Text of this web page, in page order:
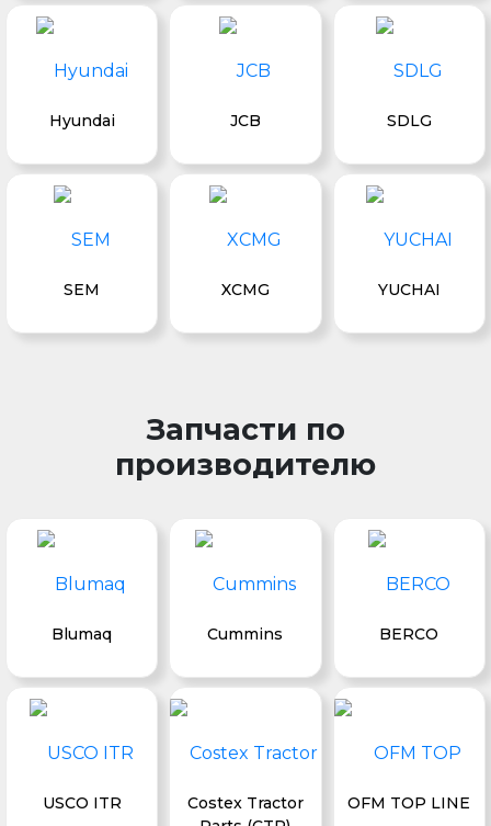
Hyundai JCB SDLG
SEM XCMG YUCHAI
Запчасти по
производителю
Blumaq Cummins BERCO
USCO ITR
Costex Tractor
OFM TOP LINE